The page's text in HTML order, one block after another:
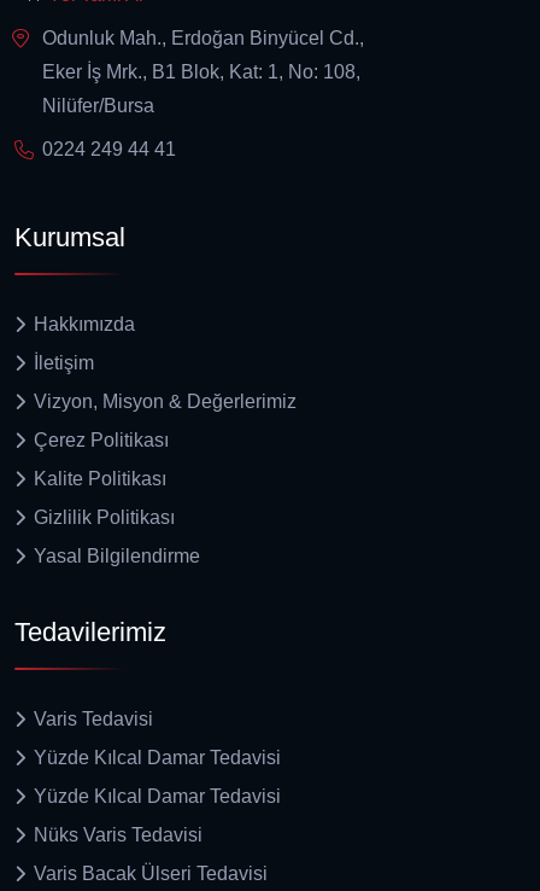
Odunluk Mah., Erdoğan Binyücel Cd.,
Eker İş Mrk., B1 Blok, Kat: 1, No: 108,
Nilüfer/Bursa
0224 249 44 41
Kurumsal
Hakkımızda
İletişim
Vizyon, Misyon & Değerlerimiz
Çerez Politikası
Kalite Politikası
Gizlilik Politikası
Yasal Bilgilendirme
Tedavilerimiz
Varis Tedavisi
Yüzde Kılcal Damar Tedavisi
Yüzde Kılcal Damar Tedavisi
Nüks Varis Tedavisi
Varis Bacak Ülseri Tedavisi